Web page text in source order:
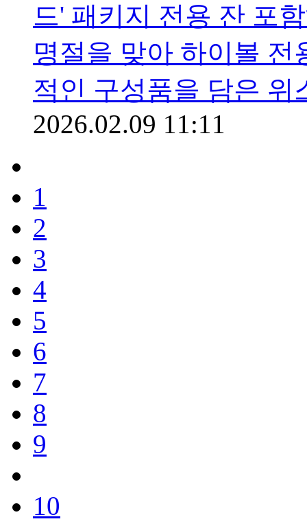
드' 패키지 전용 잔 포
명절을 맞아 하이볼
적인 구성품을 담은 위
2026.02.09 11:11
1
2
3
4
5
6
7
8
9
10